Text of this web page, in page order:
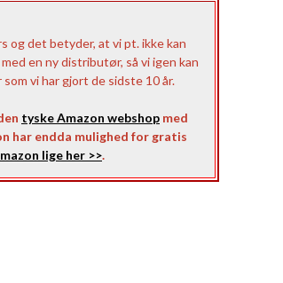
og det betyder, at vi pt. ikke kan
en ny distributør, så vi igen kan
vi har gjort de sidste 10 år.
tyske Amazon webshop med
har endda mulighed for gratis
lige her >>.